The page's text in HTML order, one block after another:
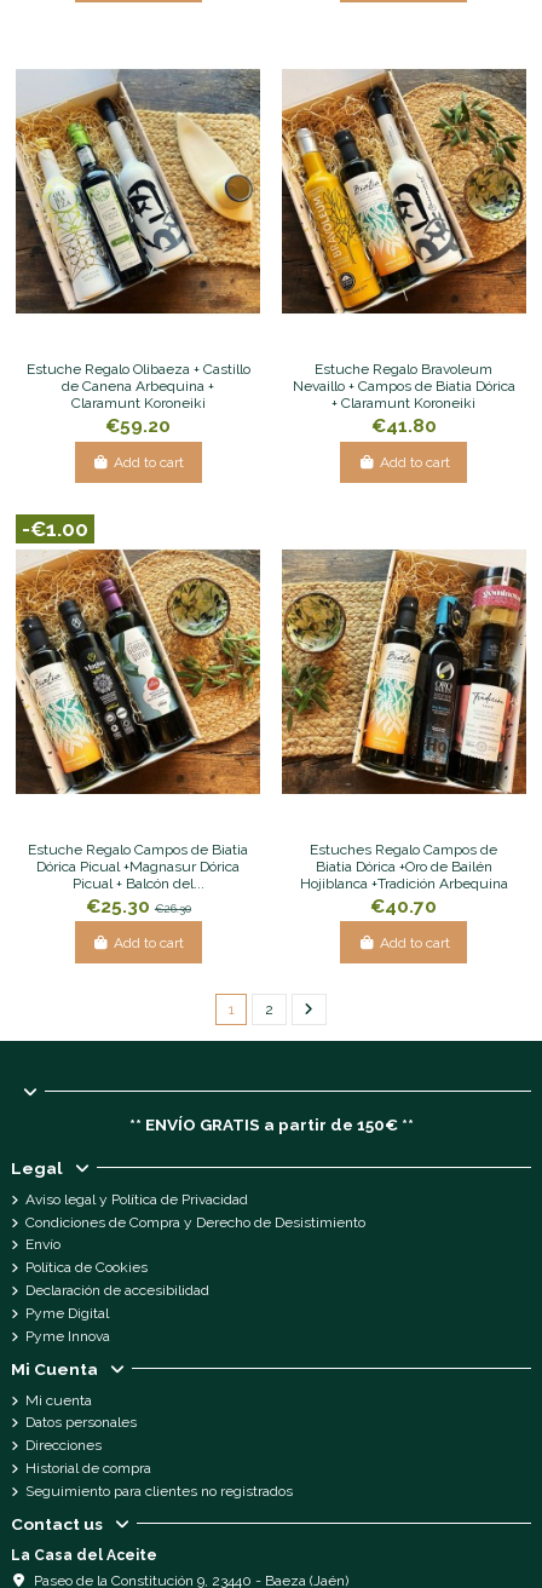
Estuche Regalo Olibaeza + Castillo
de Canena Arbequina +
Claramunt Koroneiki
€59.20
Add to cart
Estuche Regalo Bravoleum
Nevaillo + Campos de Biatia Dórica
+ Claramunt Koroneiki
€41.80
Add to cart
-€1.00
Estuche Regalo Campos de Biatia
Dórica Picual +Magnasur Dórica
Picual + Balcón del...
€25.30€26.30
Add to cart
Estuches Regalo Campos de
Biatia Dórica +Oro de Bailén
Hojiblanca +Tradición Arbequina
€40.70
Add to cart
1 2
** ENVÍO GRATIS a partir de 150€ **
Legal
Aviso legal y Política de Privacidad
Condiciones de Compra y Derecho de Desistimiento
Envío
Política de Cookies
Declaración de accesibilidad
Pyme Digital
Pyme Innova
Mi Cuenta
Mi cuenta
Datos personales
Direcciones
Historial de compra
Seguimiento para clientes no registrados
Contact us
La Casa del Aceite
Paseo de la Constitución 9, 23440 - Baeza (Jaén)